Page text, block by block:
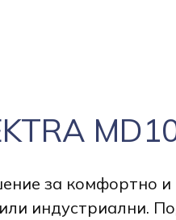
за комфортно
индустриални.